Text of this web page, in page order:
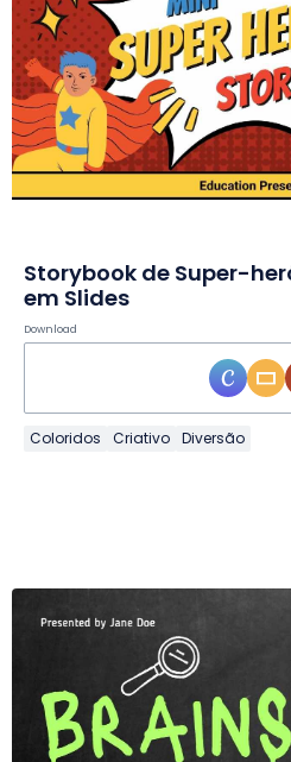
Storybook de Super-
em Slides
Download
Coloridos Criativo Diversão